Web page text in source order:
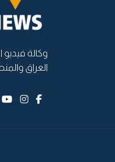
وكالة فيديو
العراق